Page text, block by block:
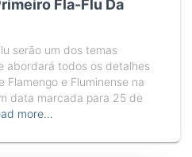
Fla-Flu Da
serão um dos temas
abordará todos os detalhes
Flamengo e Fluminense na
data marcada para 25 de
more…